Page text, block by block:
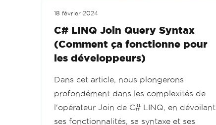
18 février 2024
C# LINQ Join Query Syntax
(Comment ça fonctionne pour
les développeurs)
Dans cet article, nous plongerons
profondément dans les complexités de
l'opérateur Join de C# LINQ, en dévoilant
ses fonctionnalités, sa syntaxe et ses